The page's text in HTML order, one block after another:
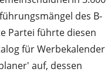
des B-
Partei führte diesen
für Werbekalender
auf, dessen